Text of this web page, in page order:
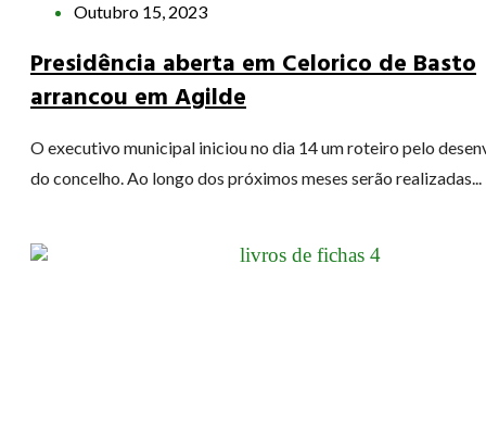
Outubro 15, 2023
Presidência aberta em Celorico de Basto
arrancou em Agilde
O executivo municipal iniciou no dia 14 um roteiro pelo
do concelho. Ao longo dos próximos meses serão realizadas...